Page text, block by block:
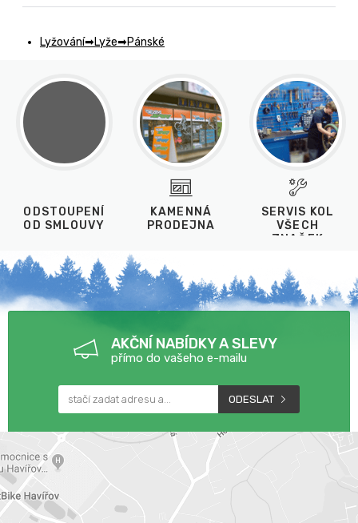
Lyžování Lyže Pánské
ODSTOUPENÍ
OD SMLOUVY
KAMENNÁ
PRODEJNA
SERVIS KOL
VŠECH
ZNAČEK
AKČNÍ NABÍDKY A SLEVY
přímo do vašeho e-mailu
ODESLAT